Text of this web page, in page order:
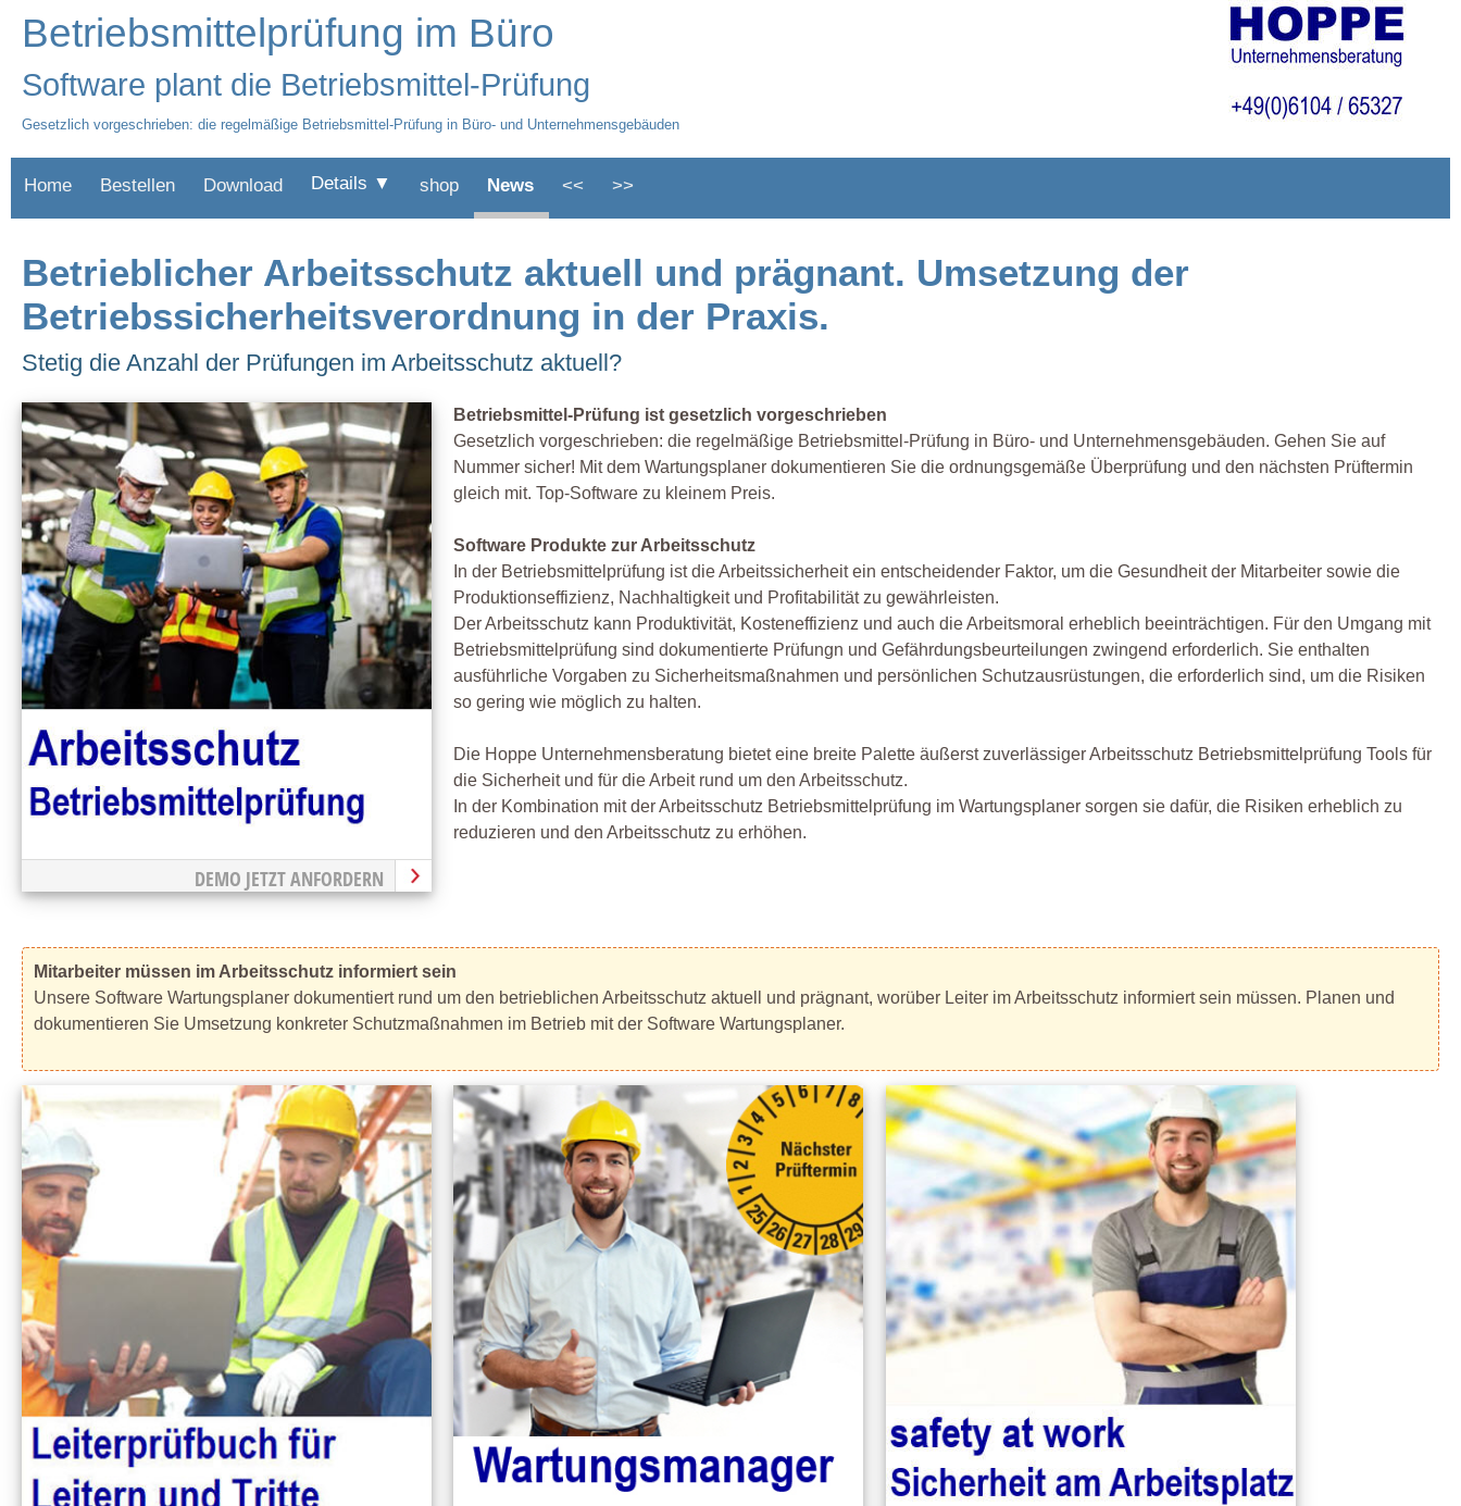
Betriebsmittelprüfung im Büro
Software plant die Betriebsmittel-Prüfung
Gesetzlich vorgeschrieben: die regelmäßige Betriebsmittel-Prüfung in Büro- und Unternehmensgebäuden
Home Bestellen Download Details ▼ shop News << >>
Betrieblicher Arbeitsschutz aktuell und prägnant. Umsetzung der
Betriebssicherheitsverordnung in der Praxis.
Stetig die Anzahl der Prüfungen im Arbeitsschutz aktuell?
DEMO JETZT ANFORDERN
Betriebsmittel-Prüfung ist gesetzlich vorgeschrieben
Gesetzlich vorgeschrieben: die regelmäßige Betriebsmittel-Prüfung in Büro- und Unternehmensgebäuden. Gehen Sie auf
Nummer sicher! Mit dem Wartungsplaner dokumentieren Sie die ordnungsgemäße Überprüfung und den nächsten Prüftermin
gleich mit. Top-Software zu kleinem Preis.
Software Produkte zur Arbeitsschutz
In der Betriebsmittelprüfung ist die Arbeitssicherheit ein entscheidender Faktor, um die Gesundheit der Mitarbeiter sowie die
Produktionseffizienz, Nachhaltigkeit und Profitabilität zu gewährleisten.
Der Arbeitsschutz kann Produktivität, Kosteneffizienz und auch die Arbeitsmoral erheblich beeinträchtigen. Für den Umgang mit
Betriebsmittelprüfung sind dokumentierte Prüfungn und Gefährdungsbeurteilungen zwingend erforderlich. Sie enthalten
ausführliche Vorgaben zu Sicherheitsmaßnahmen und persönlichen Schutzausrüstungen, die erforderlich sind, um die Risiken
so gering wie möglich zu halten.
Die Hoppe Unternehmensberatung bietet eine breite Palette äußerst zuverlässiger Arbeitsschutz Betriebsmittelprüfung Tools für
die Sicherheit und für die Arbeit rund um den Arbeitsschutz.
In der Kombination mit der Arbeitsschutz Betriebsmittelprüfung im Wartungsplaner sorgen sie dafür, die Risiken erheblich zu
reduzieren und den Arbeitsschutz zu erhöhen.
Mitarbeiter müssen im Arbeitsschutz informiert sein
Unsere Software Wartungsplaner dokumentiert rund um den betrieblichen Arbeitsschutz aktuell und prägnant, worüber Leiter im Arbeitsschutz informiert sein müssen. Planen und
dokumentieren Sie Umsetzung konkreter Schutzmaßnahmen im Betrieb mit der Software Wartungsplaner.